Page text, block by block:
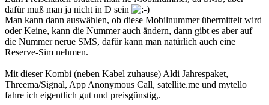
dafür muß man ja nicht in D sein
Man kann dann auswählen, ob diese Mobilnummer übermittelt wird
oder Keine, kann die Nummer auch ändern, dann gibt es aber auf
die Nummer nerue SMS, dafür kann man natürlich auch eine
Reserve-Sim nehmen.
Mit dieser Kombi (neben Kabel zuhause) Aldi Jahrespaket,
Threema/Signal, App Anonymous Call, satellite.me und mytello
fahre ich eigentlich gut und preisgünstig,.